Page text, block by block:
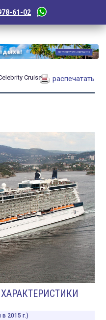
61-02
Cruises
распечатать
2015 г.)